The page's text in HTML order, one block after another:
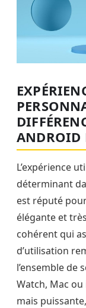
ANDROID
L’expérience
déterminant
est réputé
élégante et
cohérent qui
d’utilisation
l’ensemble de
Watch, Mac
mais